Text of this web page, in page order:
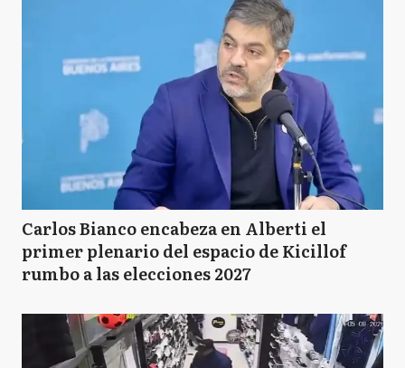
Carlos Bianco encabeza en Alberti el
primer plenario del espacio de Kicillof
rumbo a las elecciones 2027